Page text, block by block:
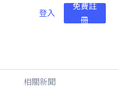
登入
免費註
冊
相關新聞